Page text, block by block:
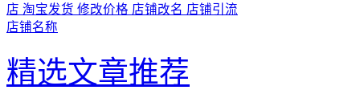
店 淘宝发货 修改价格 店铺改名 店铺引流
店铺名称
精选文章推荐